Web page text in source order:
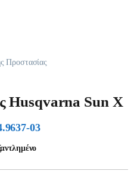
Προστασίας
Husqvarna Sun X
03